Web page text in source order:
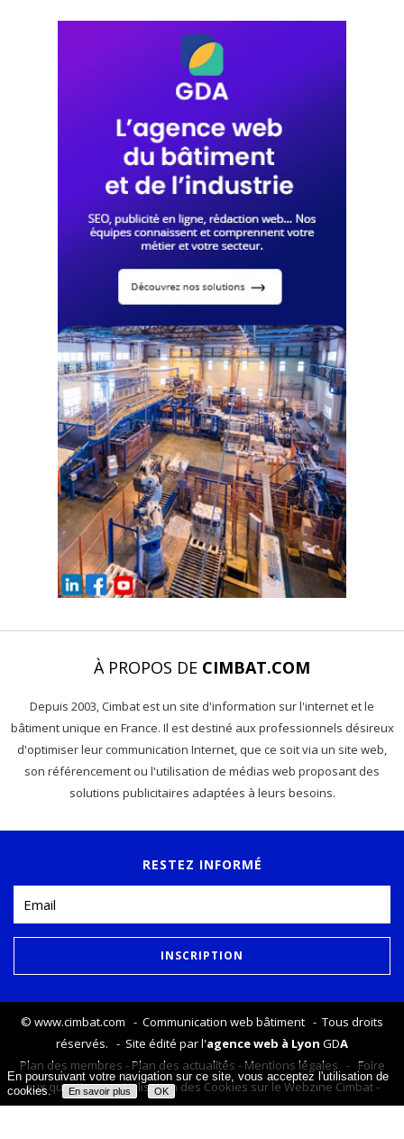
À PROPOS DE CIMBAT.COM
Depuis 2003, Cimbat est un site d'information sur l'internet et le
bâtiment unique en France. Il est destiné aux professionnels désireux
d'optimiser leur communication Internet, que ce soit via un site web,
son référencement ou l'utilisation de médias web proposant des
solutions publicitaires adaptées à leurs besoins.
RESTEZ INFORMÉ
© www.cimbat.com - Communication web bâtiment - Tous droits
réservés. - Site édité par l'agence web à Lyon GDA
Plan des membres -Plan des actualités -Mentions légales - Foire
aux questions-Utilisation des Cookies sur le Webzine Cimbat-
En poursuivant votre navigation sur ce site, vous acceptez l'utilisation de
cookies.
En savoir plus OK